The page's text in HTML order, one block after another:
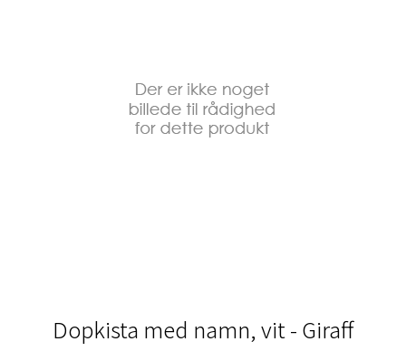
Dopkista med namn, vit - Giraff